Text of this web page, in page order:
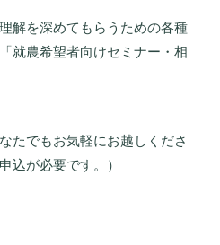
解を深めてもらうための各種
就農希望者向けセミナー・相
たでもお気軽にお越しくださ
込が必要です。）